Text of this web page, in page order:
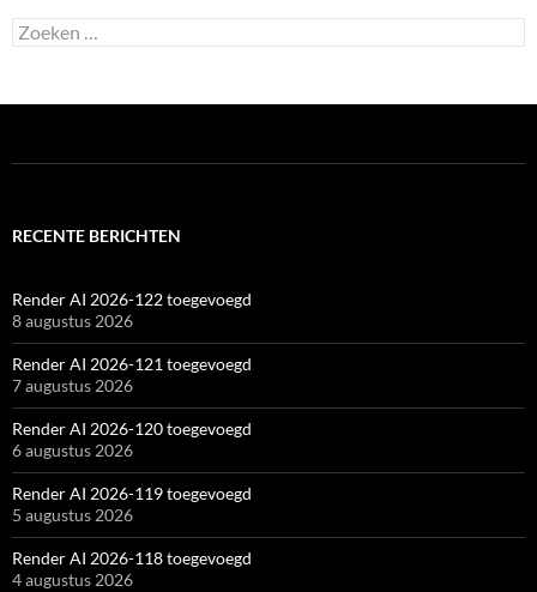
Zoeken
naar:
RECENTE BERICHTEN
Render AI 2026-122 toegevoegd
8 augustus 2026
Render AI 2026-121 toegevoegd
7 augustus 2026
Render AI 2026-120 toegevoegd
6 augustus 2026
Render AI 2026-119 toegevoegd
5 augustus 2026
Render AI 2026-118 toegevoegd
4 augustus 2026